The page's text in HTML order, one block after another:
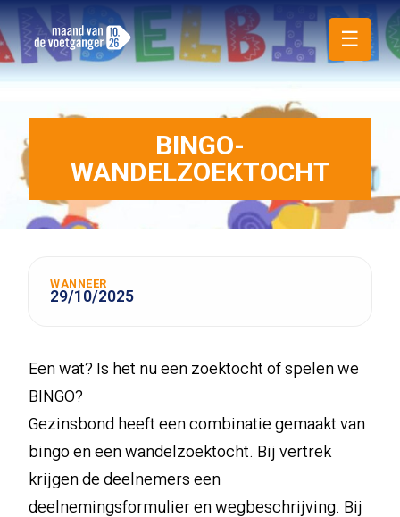
☰
BINGO-
WANDELZOEKTOCHT
WANNEER
29/10/2025
Een wat? Is het nu een zoektocht of spelen we
BINGO?
Gezinsbond heeft een combinatie gemaakt van
bingo en een wandelzoektocht. Bij vertrek
krijgen de deelnemers een
deelnemingsformulier en wegbeschrijving. Bij